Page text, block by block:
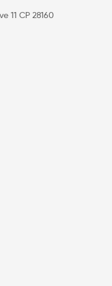
11 CP 28160